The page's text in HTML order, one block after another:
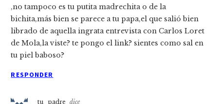
,no tampoco es tu putita madrechita o de la
bichita,más bien se parece a tu papa,el que salió bien
librado de aquella ingrata entrevista con Carlos Loret
de Mola,la viste? te pongo el link? sientes como sal en
tu piel baboso?
RESPONDER
tu_padre dice